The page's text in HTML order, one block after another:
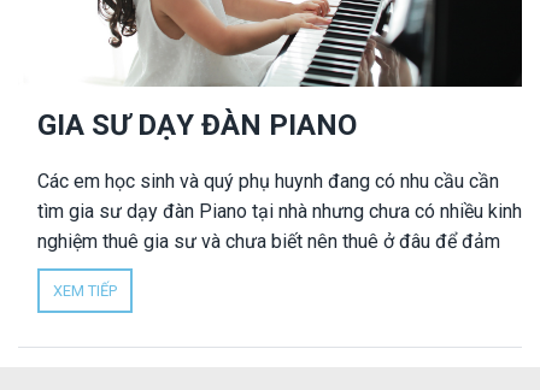
GIA SƯ DẠY ĐÀN PIANO
Các em học sinh và quý phụ huynh đang có nhu cầu cần
tìm gia sư dạy đàn Piano tại nhà nhưng chưa có nhiều kinh
nghiệm thuê gia sư và chưa biết nên thuê ở đâu để đảm
bảo uy tín, chất lượng? Nhân Đức là trung tâm gia sư uy
tín hàng đầu TPHCM, hơn 10 năm kinh nghiệm cung ứng
XEM TIẾP